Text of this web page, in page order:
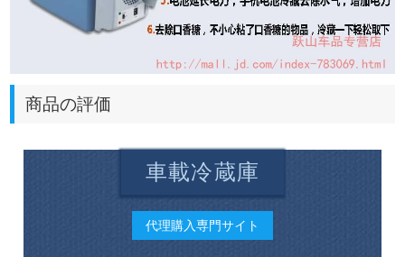
商品の評価
車載冷蔵庫
代理購入専門サイト